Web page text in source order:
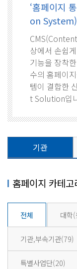
‘홈페이지
on
상에서 손쉽
기능을 장착
수의 홈페이
템이 결합한
t Solution입
기관
홈페이지 카테
전체 대학(
기관,부속기관(79)
특별사업단(20)